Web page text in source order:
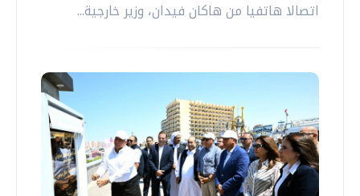
اتصالا هاتفيا من هاكان فيدان، وزير خارجية...